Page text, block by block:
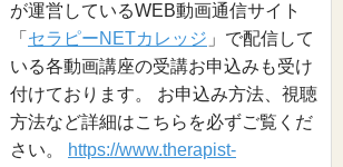
が運営しているWEB動画通信サイト
「 セラピーNETカレッジ 」で配信して
いる各動画講座の受講お申込みも受け
付けております。 お申込み方法、視聴
方法など詳細はこちらを必ずご覧くだ
さい。
https://www.therapist-